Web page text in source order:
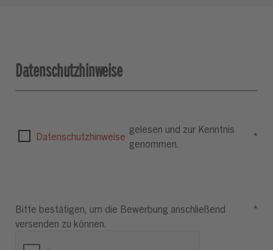
Datenschutzhinweise
Datenschutzhinweise
gelesen und zur Kenntnis
genommen.
*
Bitte bestätigen, um die Bewerbung anschließend
versenden zu können.
*